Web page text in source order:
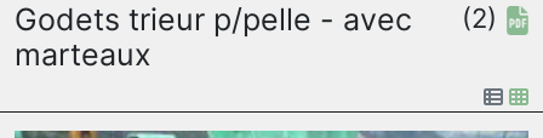
Godets trieur p/pelle - avec
marteaux
(2)